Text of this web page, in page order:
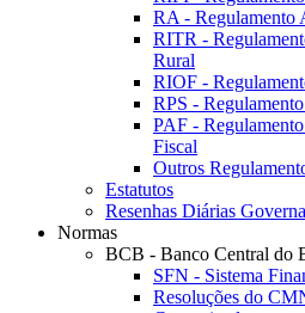
RA - Regulamento
RITR -
Rural
RIOF -
RPS -
PAF -
Fiscal
Outros
Estatutos
Resenhas Diárias
Normas
BCB - Banco Central do
SFN - Sistema
Resoluções do